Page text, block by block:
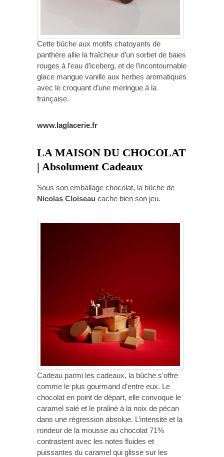
Cette bûche aux motifs chatoyants de
panthère allie la fraîcheur d’un sorbet de baies
rouges à l’eau d’iceberg, et de l’incontournable
glace mangue vanille aux herbes aromatiques
avec le croquant d’une meringue à la
française.
www.laglacerie.fr
LA MAISON DU CHOCOLAT
| Absolument Cadeaux
Sous son emballage chocolat, la bûche de
Nicolas Cloiseau cache bien son jeu.
Cadeau parmi les cadeaux, la bûche s’offre
comme le plus gourmand d’entre eux. Le
chocolat en point de départ, elle convoque le
caramel salé et le praliné à la noix de pécan
dans une régression absolue. L’intensité et la
rondeur de la mousse au chocolat 71%
contrastent avec les notes fluides et
puissantes du caramel qui glisse sur les